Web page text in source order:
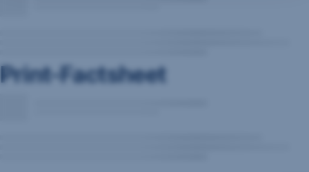
Print-Factsheet